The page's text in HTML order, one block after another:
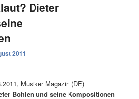
Dieter
2011
Musiker Magazin (DE)
Bohlen und seine Kompositionen